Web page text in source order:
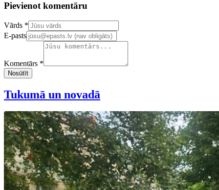
Pievienot komentāru
Confirm your email address
Vārds *
E-pasts
Komentārs *
Nosūtīt
Tukumā un novadā